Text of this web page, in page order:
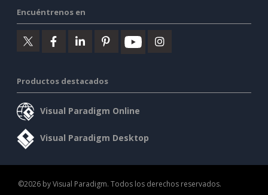
Encuéntrenos en
Productos destacados
Visual Paradigm Online
Visual Paradigm Desktop
©2026 by Visual Paradigm. Todos los derechos reservados.